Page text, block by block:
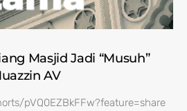
Masjid Jadi “Musuh”
AV
pVQ0EZBkFFw?feature=share